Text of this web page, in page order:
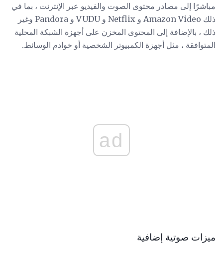
مباشرًا إلى مصادر محتوى الصوت والفيديو عبر الإنترنت ، بما في
ذلك Amazon Video و Netflix و VUDU و Pandora وغير
ذلك ، بالإضافة إلى المحتوى المخزن على أجهزة الشبكة المحلية
المتوافقة ، مثل أجهزة الكمبيوتر الشخصية أو خوادم الوسائط.
ad
ميزات صوتية إضافية